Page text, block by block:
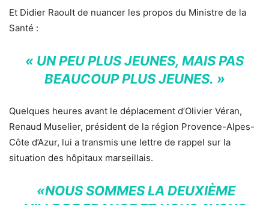
Et Didier Raoult de nuancer les propos du Ministre de la
Santé :
« UN PEU PLUS JEUNES, MAIS PAS
BEAUCOUP PLUS JEUNES. »
Quelques heures avant le déplacement d’Olivier Véran,
Renaud Muselier, président de la région Provence-Alpes-
Côte d’Azur, lui a transmis une lettre de rappel sur la
situation des hôpitaux marseillais.
«NOUS SOMMES LA DEUXIÈME